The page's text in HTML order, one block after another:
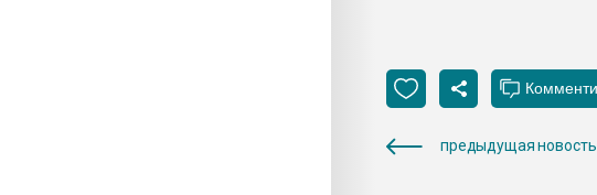
предыдущая новость